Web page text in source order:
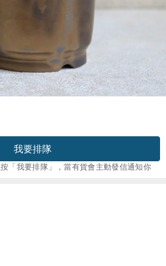
我要排隊
「我要排隊」，當有貨會主動發信通知你